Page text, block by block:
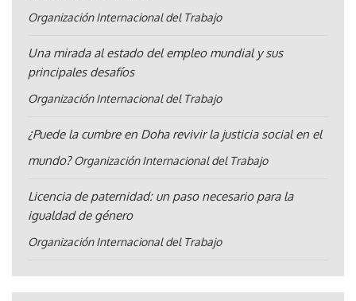
Organización Internacional del Trabajo
Una mirada al estado del empleo mundial y sus
principales desafíos
Organización Internacional del Trabajo
¿Puede la cumbre en Doha revivir la justicia social en el
mundo? Organización Internacional del Trabajo
Licencia de paternidad: un paso necesario para la
igualdad de género
Organización Internacional del Trabajo